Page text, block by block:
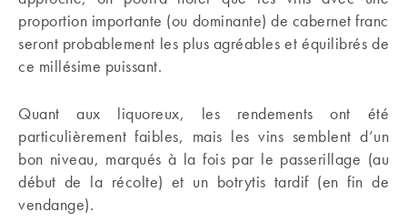
proportion importante (ou dominante) de cabernet franc
seront probablement les plus agréables et équilibrés de
ce millésime puissant.
Quant aux liquoreux, les rendements ont été
particulièrement faibles, mais les vins semblent d’un
bon niveau, marqués à la fois par le passerillage (au
début de la récolte) et un botrytis tardif (en fin de
vendange).